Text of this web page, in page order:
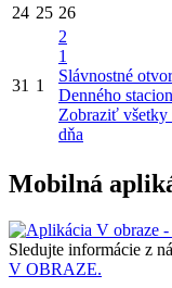
24 25 26
31 1
2
1
Slávnostné
Denného
Zobraziť všetky
dňa
Mobilná
Sledujte informácie z
V OBRAZE.